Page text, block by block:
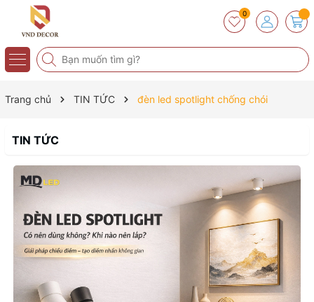
0
Trang chủ TIN TỨC đèn led spotlight chống chói
TIN TỨC